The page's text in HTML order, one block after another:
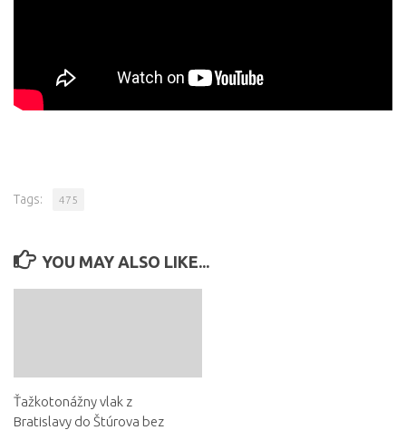
Tags: 475
YOU MAY ALSO LIKE...
Ťažkotonážny vlak z
Bratislavy do Štúrova bez